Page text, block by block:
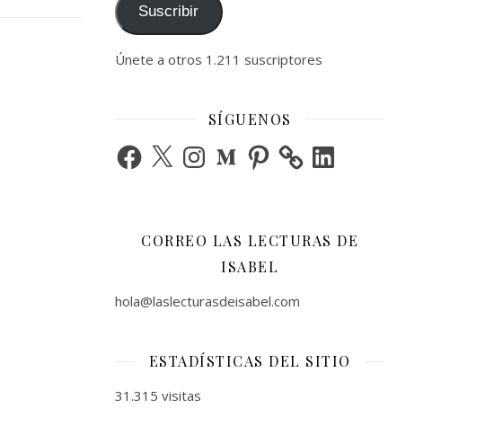
Suscribir
Únete a otros 1.211 suscriptores
SÍGUENOS
Facebook
X InstagramMediumPinterest LinkedIn
CORREO LAS LECTURAS DE
ISABEL
hola@laslecturasdeisabel.com
ESTADÍSTICAS DEL SITIO
31.315 visitas